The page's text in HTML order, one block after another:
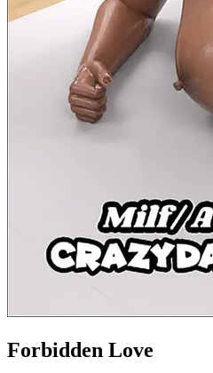
Forbidden Love